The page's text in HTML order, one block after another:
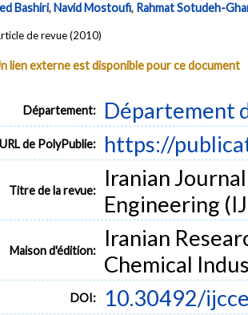
Bashiri,Navid Mostoufi, Rahmat Sotudeh-
de revue (2010)
lien externe est disponible pour ce document
Département: Département
URL de PolyPublie: https://
Titre de la revue:
Iranian
Engineering
Maison d'édition:
Iranian
Chemical
DOI: 10.30492/